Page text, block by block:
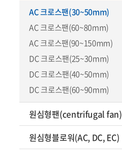
AC 크로스팬(30~50mm)
AC 크로스팬(60~80mm)
AC 크로스팬(90~150mm)
DC 크로스팬(25~30mm)
DC 크로스팬(40~50mm)
DC 크로스팬(60~90mm)
원심형팬(centrifugal fan)
원심형블로워(AC, DC, EC)